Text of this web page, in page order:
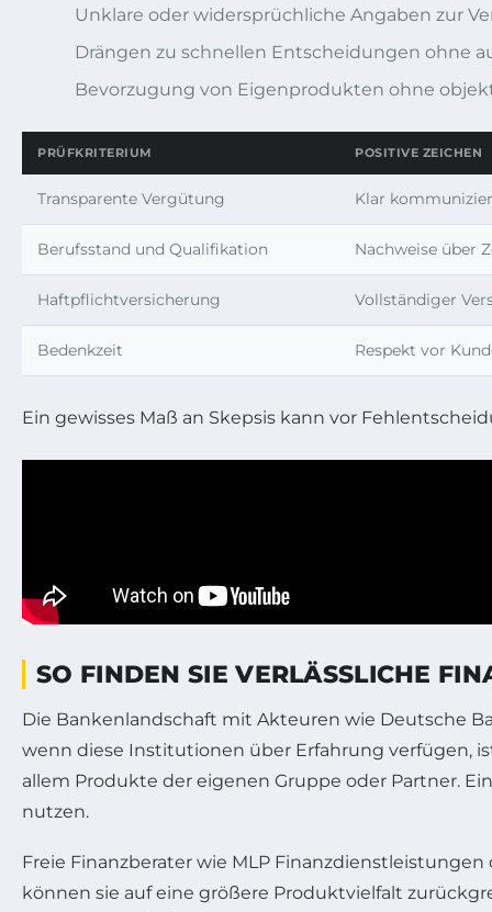
Unklare oder widersprüchliche Angaben zur
Drängen zu schnellen Entscheidungen ohne
Bevorzugung von Eigenprodukten ohne
PRÜFKRITERIUM POSITIVE ZEICHEN
Transparente Vergütung Klar
Berufsstand und Qualifikation Nachweise über
Haftpflichtversicherung Vollständiger
Bedenkzeit Respekt vor
Ein gewisses Maß an Skepsis kann vor
SO FINDEN SIE VERLÄSSLICHE
Die Bankenlandschaft mit Akteuren wie Deutsche
wenn diese Institutionen über Erfahrung verfügen,
allem Produkte der eigenen Gruppe oder Partner.
nutzen.
Freie Finanzberater wie MLP
können sie auf eine größere Produktvielfalt